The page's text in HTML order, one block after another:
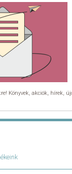
Könyvek, akciók, hírek,